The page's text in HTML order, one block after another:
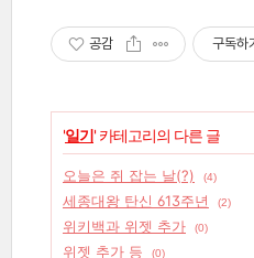
공감 구독하
'일기' 카테고리의 다른 글
오늘은 쥐 잡는 날(?) (4)
세종대왕 탄신 613주년
(2)
위키백과 위젯 추가
(0)
위젯 추가 등
(0)